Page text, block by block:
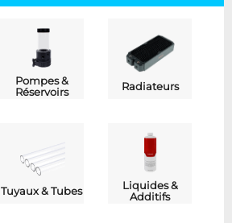
Pompes &
Réservoirs
Radiateurs
Tuyaux & Tubes
Liquides &
Additifs